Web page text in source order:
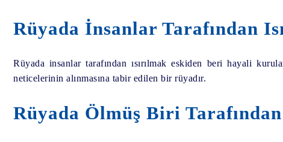
Rüyada İnsanlar Tarafından
Rüyada insanlar tarafından ısırılmak eskiden beri hayali
neticelerinin alınmasına tabir edilen bir rüyadır.
Rüyada Ölmüş Biri Tarafından